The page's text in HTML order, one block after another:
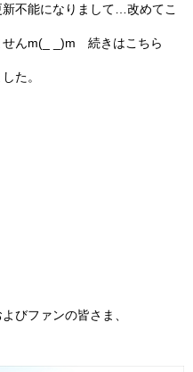
の他お問合わせ
不能になりまして…改めてこ
せんm(_ _)m 続きはこちら
た。
びファンの皆さま、